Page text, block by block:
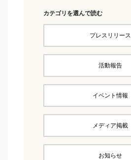
カテゴリを選んで読む
プレスリリース
活動報告
イベント情報
メディア掲載
お知らせ